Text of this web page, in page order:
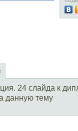
24 слайда к
данную тему